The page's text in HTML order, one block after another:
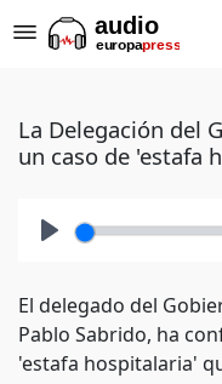
La Delegación del
un caso de 'estafa
El delegado del
Pablo Sabrido, ha
'estafa hospitalaria'